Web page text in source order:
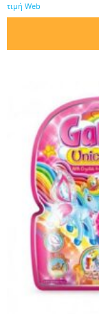
τιμή Web